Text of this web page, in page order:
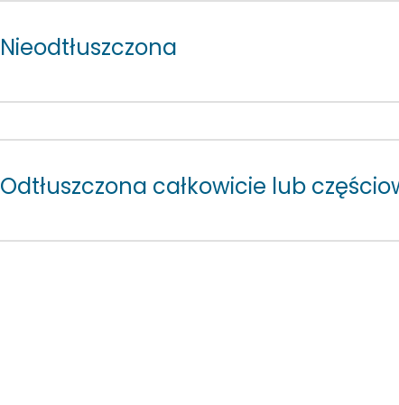
Nieodtłuszczona
Odtłuszczona całkowicie lub